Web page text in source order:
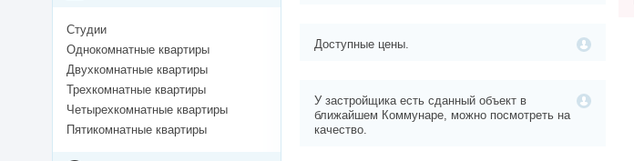
Доступные цены.
У застройщика есть сданный объект в
ближайшем Коммунаре, можно посмотреть на
качество.
Студии
Однокомнатные квартиры
Двухкомнатные квартиры
Трехкомнатные квартиры
Четырехкомнатные квартиры
Пятикомнатные квартиры